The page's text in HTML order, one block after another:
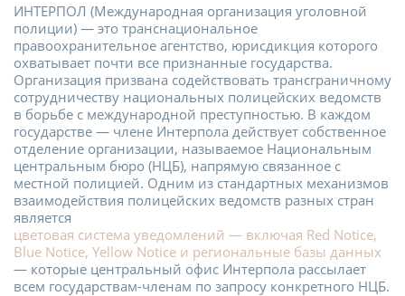
ИНТЕРПОЛ (Международная организация уголовной
полиции) — это транснациональное
правоохранительное агентство, юрисдикция которого
охватывает почти все признанные государства.
Организация призвана содействовать трансграничному
сотрудничеству национальных полицейских ведомств
в борьбе с международной преступностью. В каждом
государстве — члене Интерпола действует собственное
отделение организации, называемое Национальным
центральным бюро (НЦБ), напрямую связанное с
местной полицией. Одним из стандартных механизмов
взаимодействия полицейских ведомств разных стран
является
цветовая система уведомлений — включая Red Notice,
Blue Notice, Yellow Notice и региональные базы данных
— которые центральный офис Интерпола рассылает
всем государствам-членам по запросу конкретного НЦБ.